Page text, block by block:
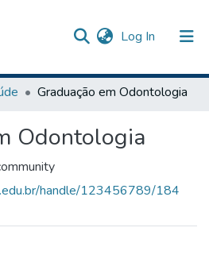
Log In (current)
Graduação em Odontologia
Odontologia
handle/123456789/184